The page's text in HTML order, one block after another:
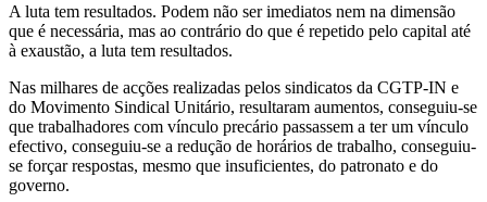
A luta tem resultados. Podem não ser imediatos nem na dimensão
que é necessária, mas ao contrário do que é repetido pelo capital até
à exaustão, a luta tem resultados.
Nas milhares de acções realizadas pelos sindicatos da CGTP-IN e
do Movimento Sindical Unitário, resultaram aumentos, conseguiu-se
que trabalhadores com vínculo precário passassem a ter um vínculo
efectivo, conseguiu-se a redução de horários de trabalho, conseguiu-
se forçar respostas, mesmo que insuficientes, do patronato e do
governo.